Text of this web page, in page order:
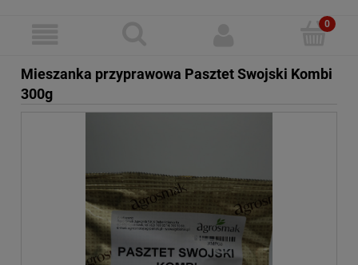
Mieszanka przyprawowa Pasztet Swojski Kombi
300g